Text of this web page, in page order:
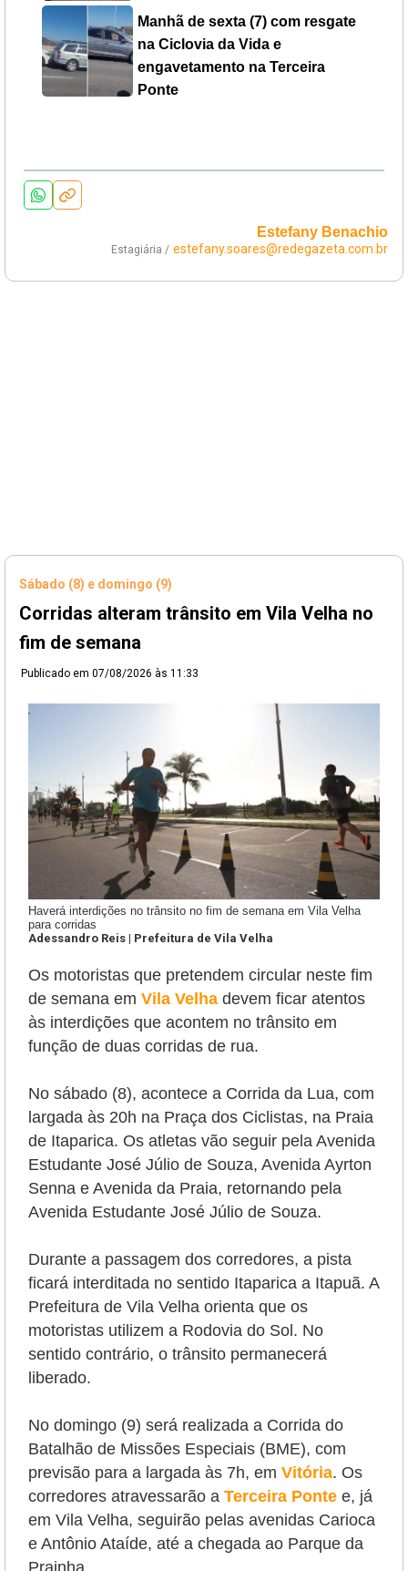
Manhã de sexta (7) com resgate
na Ciclovia da Vida e
engavetamento na Terceira
Ponte
Estefany Benachio
Estagiária / estefany.soares@redegazeta.com.br
Sábado (8) e domingo (9)
Corridas alteram trânsito em Vila Velha no
fim de semana
Publicado em 07/08/2026 às 11:33
Haverá interdições no trânsito no fim de semana em Vila Velha
para corridas
Adessandro Reis | Prefeitura de Vila Velha
Os motoristas que pretendem circular neste fim
de semana em Vila Velha devem ficar atentos
às interdições que acontem no trânsito em
função de duas corridas de rua.
No sábado (8), acontece a Corrida da Lua, com
largada às 20h na Praça dos Ciclistas, na Praia
de Itaparica. Os atletas vão seguir pela Avenida
Estudante José Júlio de Souza, Avenida Ayrton
Senna e Avenida da Praia, retornando pela
Avenida Estudante José Júlio de Souza.
Durante a passagem dos corredores, a pista
ficará interditada no sentido Itaparica a Itapuã. A
Prefeitura de Vila Velha orienta que os
motoristas utilizem a Rodovia do Sol. No
sentido contrário, o trânsito permanecerá
liberado.
No domingo (9) será realizada a Corrida do
Batalhão de Missões Especiais (BME), com
previsão para a largada às 7h, em Vitória. Os
corredores atravessarão a Terceira Ponte e, já
em Vila Velha, seguirão pelas avenidas Carioca
e Antônio Ataíde, até a chegada ao Parque da
Prainha.